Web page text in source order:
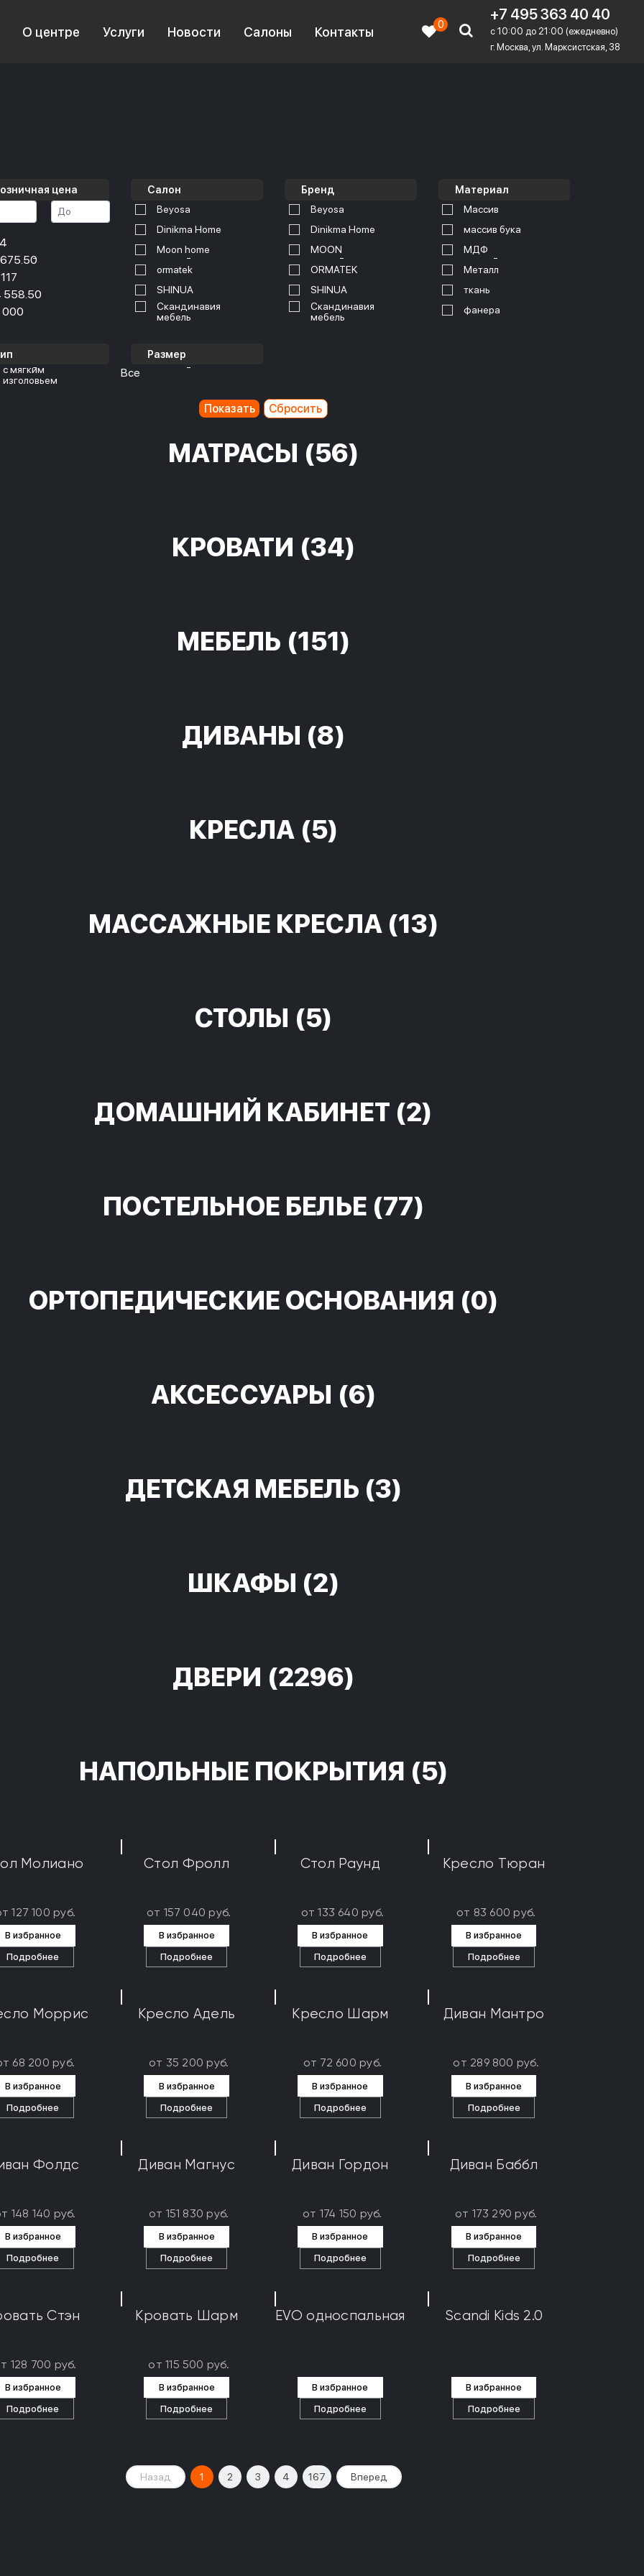
О центре Услуги Новости Салоны Контакты
0
+7 495 363 40 40
c 10:00 до 21:00 (ежедневно)
г. Москва, ул. Марксистская, 38
цена Салон
Beyosa
Dinikma Home
Moon home
ormatek
SHINUA
Скандинавия
мебель
Бренд
Beyosa
Dinikma Home
MOON
ORMATEK
SHINUA
Скандинавия
мебель
Материал
Массив
массив бука
МДФ
Металл
ткань
фанера
с мягким
изголовьем
Размер
Все
МАТРАСЫ (56)
КРОВАТИ (34)
МЕБЕЛЬ (151)
ДИВАНЫ (8)
КРЕСЛА (5)
МАССАЖНЫЕ КРЕСЛА (13)
СТОЛЫ (5)
ДОМАШНИЙ КАБИНЕТ (2)
ПОСТЕЛЬНОЕ БЕЛЬЕ (77)
ОРТОПЕДИЧЕСКИЕ ОСНОВАНИЯ (0)
АКСЕССУАРЫ (6)
ДЕТСКАЯ МЕБЕЛЬ (3)
ШКАФЫ (2)
ДВЕРИ (2296)
НАПОЛЬНЫЕ ПОКРЫТИЯ (5)
Молиано
127 100 руб.
В избранное
Подробнее
Стол Фролл
от 157 040 руб.
В избранное
Подробнее
Стол Раунд
от 133 640 руб.
В избранное
Подробнее
Кресло Тюран
от 83 600 руб.
В избранное
Подробнее
Моррис
68 200 руб.
В избранное
Подробнее
Кресло Адель
от 35 200 руб.
В избранное
Подробнее
Кресло Шарм
от 72 600 руб.
В избранное
Подробнее
Диван Мантро
от 289 800 руб.
В избранное
Подробнее
Фолдс
148 140 руб.
В избранное
Подробнее
Диван Магнус
от 151 830 руб.
В избранное
Подробнее
Диван Гордон
от 174 150 руб.
В избранное
Подробнее
Диван Баббл
от 173 290 руб.
В избранное
Подробнее
Стэн
128 700 руб.
В избранное
Подробнее
Кровать Шарм
от 115 500 руб.
В избранное
Подробнее
EVO односпальная
В избранное
Подробнее
Scandi Kids 2.0
В избранное
Подробнее
Назад 1 2 3 4 167 Вперед